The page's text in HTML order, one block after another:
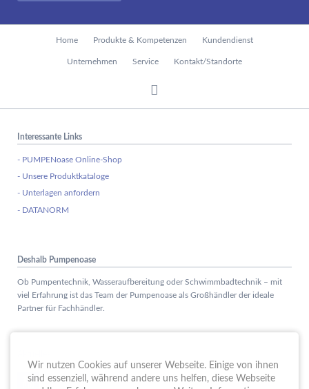
Home Produkte & Kompetenzen Kundendienst
Unternehmen Service Kontakt/Standorte
Interessante Links
- PUMPENoase Online-Shop
- Unsere Produktkataloge
- Unterlagen anfordern
- DATANORM
Deshalb Pumpenoase
Ob Pumpentechnik, Wasseraufbereitung oder Schwimmbadtechnik – mit
viel Erfahrung ist das Team der Pumpenoase als Großhändler der ideale
Partner für Fachhändler.
15. Schule trifft Wirtschaft bei der PUMPENoase!
Wir nutzen Cookies auf unserer Webseite. Einige von ihnen
sind essenziell, während andere uns helfen, diese Webseite